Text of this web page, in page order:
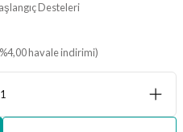
Desteleri
havale indirimi)